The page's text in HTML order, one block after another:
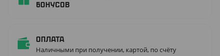
бонусов
Оплата
Наличными при получении, картой, по счёту